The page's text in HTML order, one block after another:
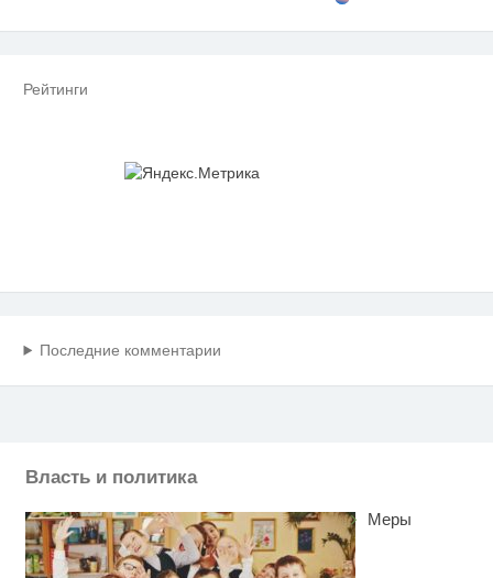
Рейтинги
Последние комментарии
Власть и политика
Меры